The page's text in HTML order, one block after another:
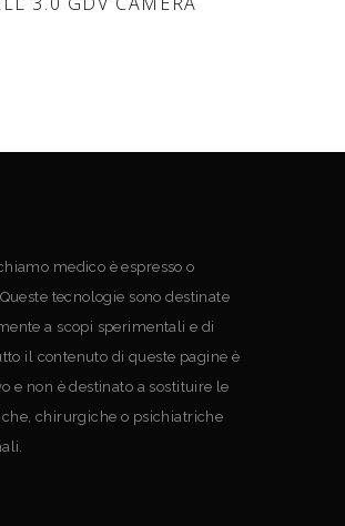
medico è espresso o
tecnologie sono destinate
a scopi sperimentali e di
il contenuto di queste pagine è
e non è destinato a sostituire le
chirurgiche o psichiatriche